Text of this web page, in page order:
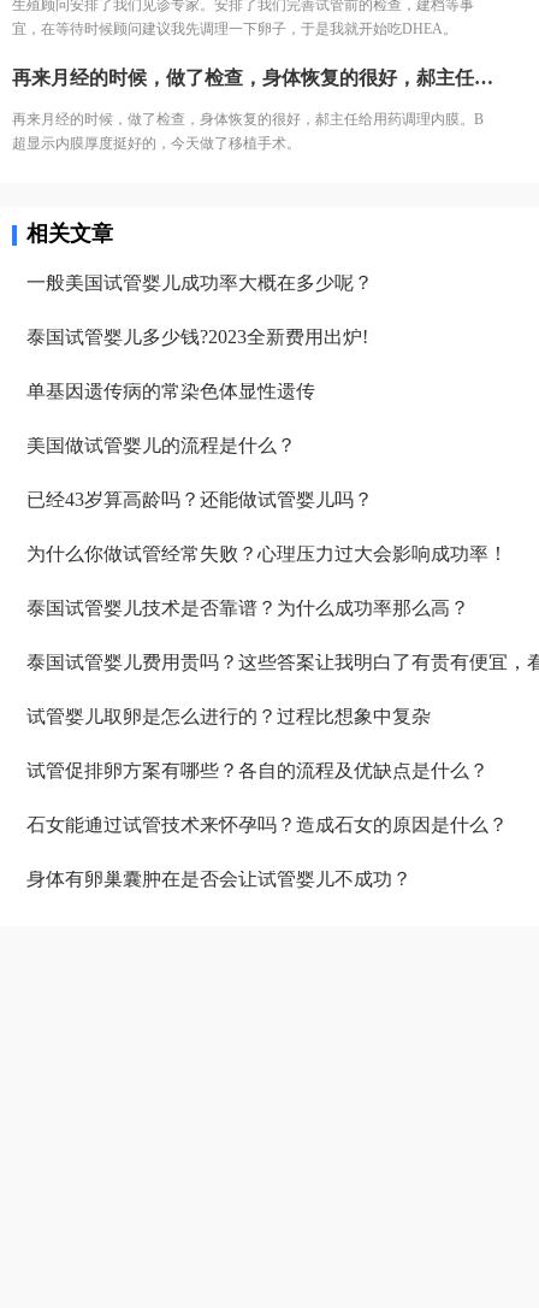
生殖顾问安排了我们见诊专家。安排了我们完善试管前的检查，建档等事
宜，在等待时候顾问建议我先调理一下卵子，于是我就开始吃DHEA。
再来月经的时候，做了检查，身体恢复的很好，郝主任给用药调理内膜。B超显示内膜厚度挺好的，今天做了移植手术。
再来月经的时候，做了检查，身体恢复的很好，郝主任给用药调理内膜。B
超显示内膜厚度挺好的，今天做了移植手术。
相关文章
一般美国试管婴儿成功率大概在多少呢？
泰国试管婴儿多少钱?2023全新费用出炉!
单基因遗传病的常染色体显性遗传
美国做试管婴儿的流程是什么？
已经43岁算高龄吗？还能做试管婴儿吗？
为什么你做试管经常失败？心理压力过大会影响成功率！
泰国试管婴儿技术是否靠谱？为什么成功率那么高？
泰国试管婴儿费用贵吗？这些答案让我明白了有贵有便宜，
试管婴儿取卵是怎么进行的？过程比想象中复杂
试管促排卵方案有哪些？各自的流程及优缺点是什么？
石女能通过试管技术来怀孕吗？造成石女的原因是什么？
身体有卵巢囊肿在是否会让试管婴儿不成功？